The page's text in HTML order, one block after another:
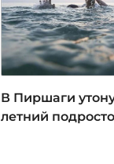
В Пиршаги
летний